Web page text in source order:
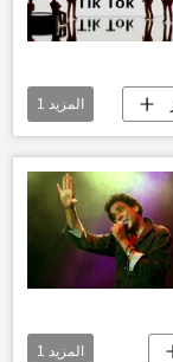
المزيد 1
المزيد 1